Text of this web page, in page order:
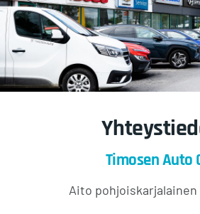
Timosen Auto
Aito